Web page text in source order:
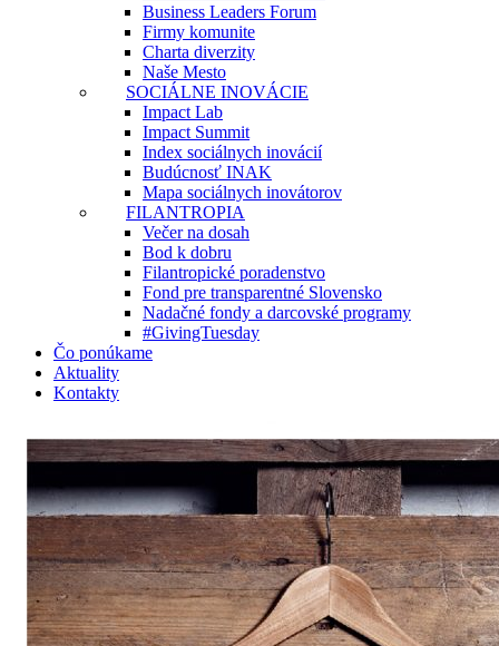
Business Leaders Forum
Firmy komunite
Charta diverzity
Naše Mesto
SOCIÁLNE INOVÁCIE
Impact Lab
Impact Summit
Index sociálnych inovácií
Budúcnosť INAK
Mapa sociálnych inovátorov
FILANTROPIA
Večer na dosah
Bod k dobru
Filantropické poradenstvo
Fond pre transparentné Slovensko
Nadačné fondy a darcovské programy
#GivingTuesday
Čo ponúkame
Aktuality
Kontakty